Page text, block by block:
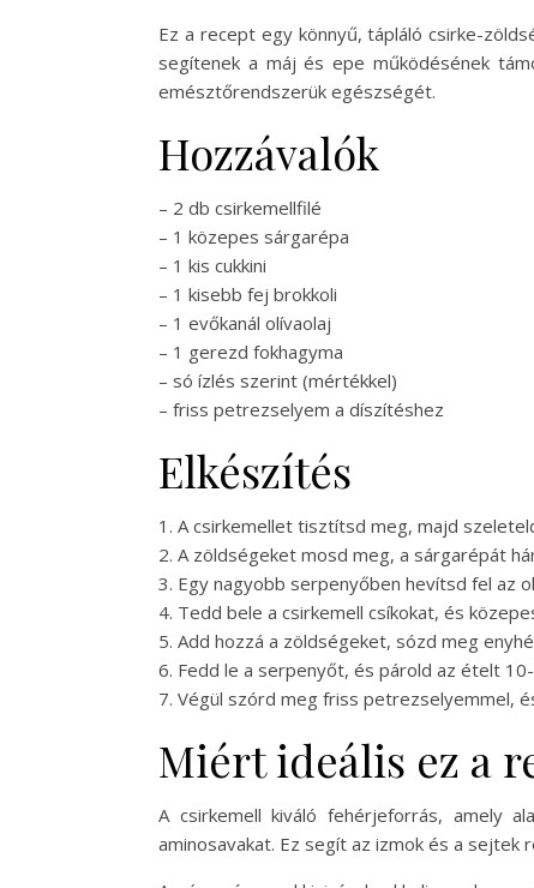
Ez a recept egy könnyű, tápláló csirke-
segítenek a máj és epe működésének
emésztőrendszerük egészségét.
Hozzávalók
– 2 db csirkemellfilé
– 1 közepes sárgarépa
– 1 kis cukkini
– 1 kisebb fej brokkoli
– 1 evőkanál olívaolaj
– 1 gerezd fokhagyma
– só ízlés szerint (mértékkel)
– friss petrezselyem a díszítéshez
Elkészítés
1. A csirkemellet tisztítsd meg, majd
2. A zöldségeket mosd meg, a sárgarépát
3. Egy nagyobb serpenyőben hevítsd fel az
4. Tedd bele a csirkemell csíkokat, és
5. Add hozzá a zöldségeket, sózd meg
6. Fedd le a serpenyőt, és párold az ételt
7. Végül szórd meg friss petrezselyemmel,
Miért ideális ez a
A csirkemell kiváló fehérjeforrás, amely
aminosavakat. Ez segít az izmok és a sejtek